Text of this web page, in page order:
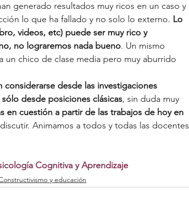
generado resultados muy ricos en un caso y
lo que ha fallado y no solo lo externo. Lo
videos, etc) puede ser muy rico y
no lograremos nada bueno. Un mismo
un chico de clase media pero muy aburrido
desde las investigaciones
desde posiciones clásicas, sin duda muy
en cuestión a partir de las trabajos de hoy en
Animamos a todos y todas las docentes
Cognitiva y Aprendizaje
y educación